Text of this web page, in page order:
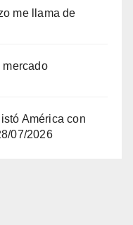
me llama de
América con
07/2026